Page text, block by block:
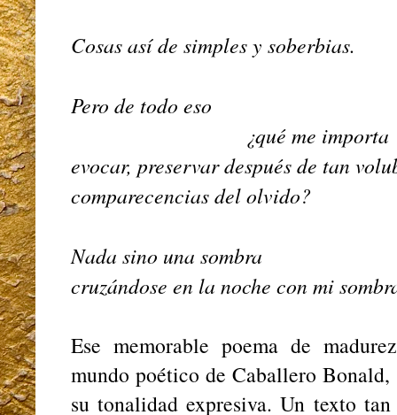
Cosas así de simples y soberbias.
Pero de todo eso
¿qué me importa
evocar, preservar después de tan
comparecencias del olvido?
Nada sino una sombra
cruzándose en la noche con mi
Ese memorable poema de
mundo poético de Caballero
su tonalidad expresiva. Un texto